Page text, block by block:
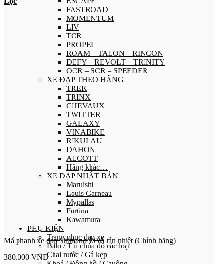
FASTROAD
MOMENTUM
LIV
TCR
PROPEL
ROAM – TALON – RINCON
DEFY – REVOLT – TRINITY
OCR – SCR – SPEEDER
XE ĐẠP THEO HÃNG
TREK
TRINX
CHEVAUX
TWITTER
GALAXY
VINABIKE
RIKULAU
DAHON
ALCOTT
Hãng khác…
XE ĐẠP NHẬT BẢN
Maruishi
Louis Garneau
Mypallas
Fortina
Kawamura
PHỤ KIỆN
Trang phục đạp xe
Balo / Túi chứa đồ các loại
Chai nước / Gá kẹp
Má phanh xe đạp Shimano J05A tản nhiệt (Chính hãng)
380.000 VNĐ